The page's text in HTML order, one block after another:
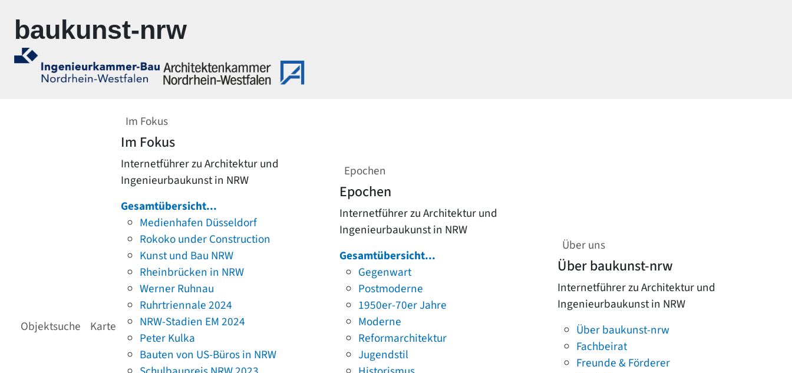
baukunst-nrw
Objektsuche Karte
Im Fokus
Im Fokus
Internetführer zu Architektur und
Ingenieurbaukunst in NRW
Gesamtübersicht...
Medienhafen Düsseldorf
Rokoko under Construction
Kunst und Bau NRW
Rheinbrücken in NRW
Werner Ruhnau
Ruhrtriennale 2024
NRW-Stadien EM 2024
Peter Kulka
Bauten von US-Büros in NRW
Epochen
Epochen
Internetführer zu Architektur und
Ingenieurbaukunst in NRW
Gesamtübersicht...
Gegenwart
Postmoderne
1950er-70er Jahre
Moderne
Reformarchitektur
Jugendstil
Über uns
Über baukunst-nrw
Internetführer zu Architektur und
Ingenieurbaukunst in NRW
Über baukunst-nrw
Fachbeirat
Freunde & Förderer